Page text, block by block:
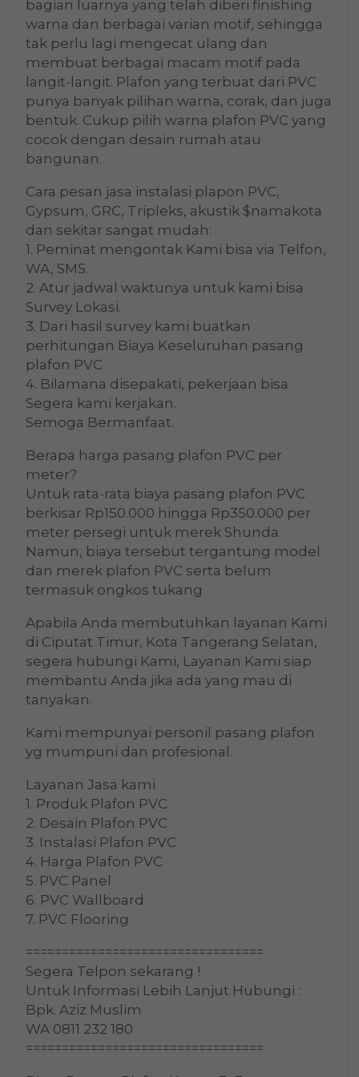
bagian luarnya yang telah diberi finishing
warna dan berbagai varian motif, sehingga
tak perlu lagi mengecat ulang dan
membuat berbagai macam motif pada
langit-langit. Plafon yang terbuat dari PVC
punya banyak pilihan warna, corak, dan juga
bentuk. Cukup pilih warna plafon PVC yang
cocok dengan desain rumah atau
bangunan.
Cara pesan jasa instalasi plapon PVC,
Gypsum, GRC, Tripleks, akustik $namakota
dan sekitar sangat mudah:
1. Peminat mengontak Kami bisa via Telfon,
WA, SMS.
2. Atur jadwal waktunya untuk kami bisa
Survey Lokasi.
3. Dari hasil survey kami buatkan
perhitungan Biaya Keseluruhan pasang
plafon PVC
4. Bilamana disepakati, pekerjaan bisa
Segera kami kerjakan.
Semoga Bermanfaat.
Berapa harga pasang plafon PVC per
meter?
Untuk rata-rata biaya pasang plafon PVC
berkisar Rp150.000 hingga Rp350.000 per
meter persegi untuk merek Shunda.
Namun, biaya tersebut tergantung model
dan merek plafon PVC serta belum
termasuk ongkos tukang
Apabila Anda membutuhkan layanan Kami
di Ciputat Timur, Kota Tangerang Selatan,
segera hubungi Kami, Layanan Kami siap
membantu Anda jika ada yang mau di
tanyakan.
Kami mempunyai personil pasang plafon
yg mumpuni dan profesional.
Layanan Jasa kami
1. Produk Plafon PVC
2. Desain Plafon PVC
3. Instalasi Plafon PVC
4. Harga Plafon PVC
5. PVC Panel
6. PVC Wallboard
7. PVC Flooring
=================================
Segera Telpon sekarang !
Untuk Informasi Lebih Lanjut Hubungi :
Bpk. Aziz Muslim
WA 0811 232 180
=================================